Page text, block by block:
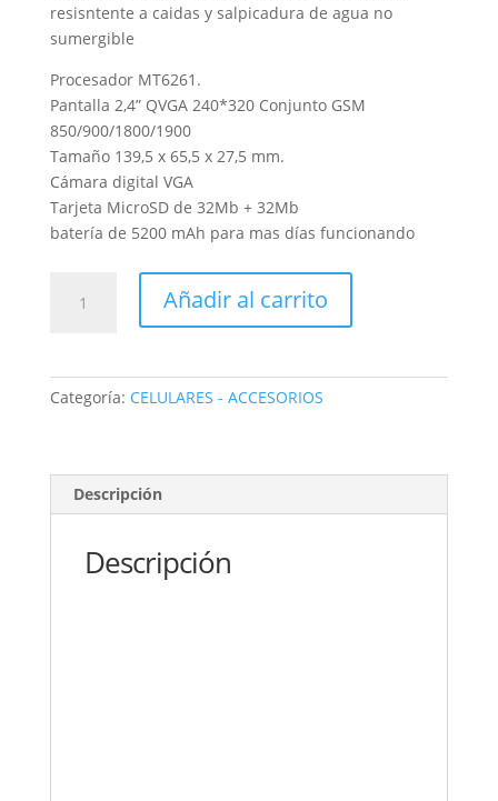
resisntente a caidas y salpicadura de agua no
sumergible
Procesador MT6261.
Pantalla 2,4” QVGA 240*320 Conjunto GSM
850/900/1800/1900
Tamaño 139,5 x 65,5 x 27,5 mm.
Cámara digital VGA
Tarjeta MicroSD de 32Mb + 32Mb
batería de 5200 mAh para mas días funcionando
GRAN
powerbank
pesado
cantidad
Añadir al carrito
Categoría: CELULARES - ACCESORIOS
Descripción
Descripción